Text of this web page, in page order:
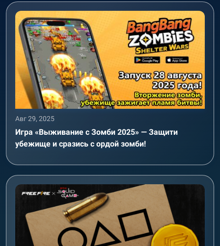
Авг 29, 2025
Игра «Выживание с Зомби 2025» — Защити
убежище и сразись с ордой зомби!